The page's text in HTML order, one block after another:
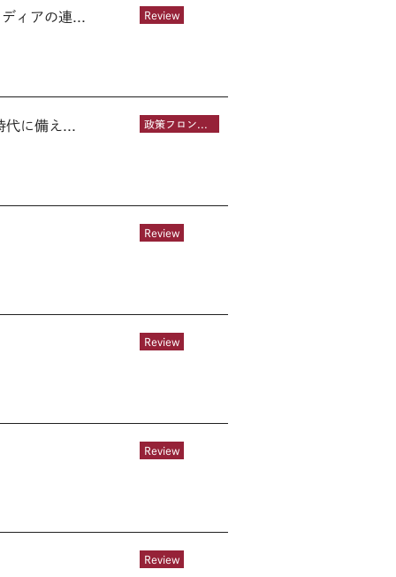
Review
ィアの連...
に備え...
Review
Review
Review
Review